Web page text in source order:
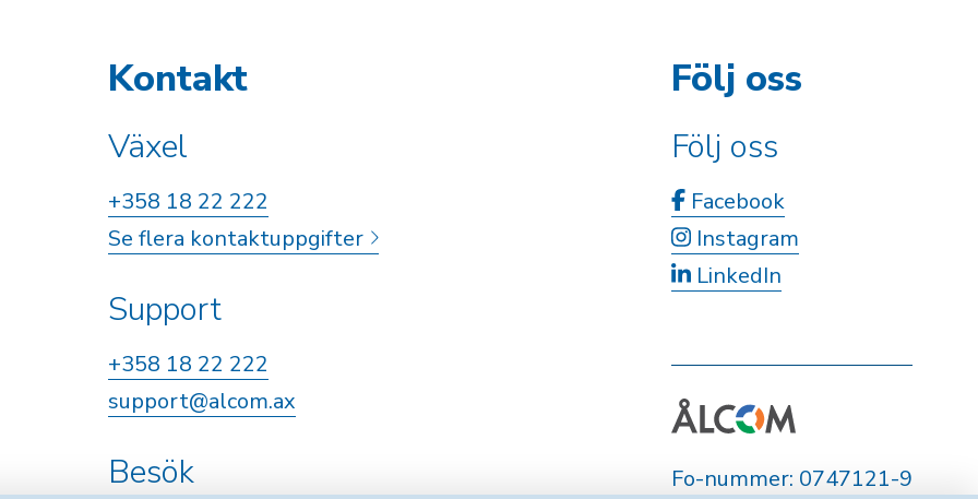
Kontakt
Växel
+358 18 22 222
Se flera kontaktuppgifter
Support
+358 18 22 222
support@alcom.ax
Besök
Följ oss
Följ oss
Facebook
Instagram
LinkedIn
Fo-nummer: 0747121-9